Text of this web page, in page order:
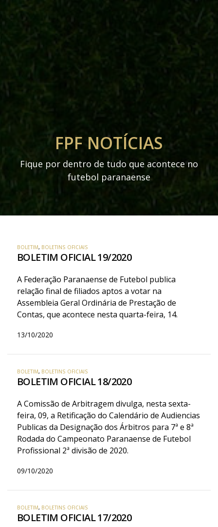
FPF NOTÍCIAS
Fique por dentro de tudo que acontece no
futebol paranaense
BOLETIM, BOLETINS OFICIAIS
BOLETIM OFICIAL 19/2020
A Federação Paranaense de Futebol publica
relação final de filiados aptos a votar na
Assembleia Geral Ordinária de Prestação de
Contas, que acontece nesta quarta-feira, 14.
13/10/2020
BOLETIM, BOLETINS OFICIAIS
BOLETIM OFICIAL 18/2020
A Comissão de Arbitragem divulga, nesta sexta-
feira, 09, a Retificação do Calendário de Audiencias
Publicas da Designação dos Árbitros para 7ª e 8ª
Rodada do Campeonato Paranaense de Futebol
Profissional 2ª divisão de 2020.
09/10/2020
BOLETIM, BOLETINS OFICIAIS
BOLETIM OFICIAL 17/2020